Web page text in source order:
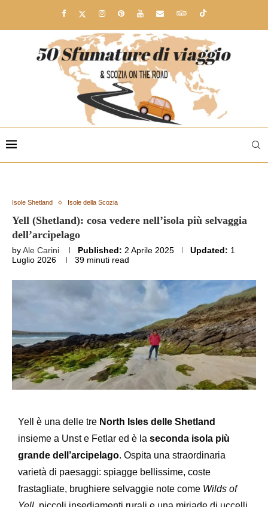
Isole Shetland Isole della Scozia
Yell (Shetland): cosa vedere nell’isola più selvaggia
dell’arcipelago
byAle Carini Published: 2 Aprile 2025 Updated: 1
Luglio 2026
39 minuti read
Yell è una delle tre North Isles delle Shetland
insieme a Unst e Fetlar ed è la seconda isola più
grande dell’arcipelago. Ospita una straordinaria
varietà di paesaggi: spiagge bellissime, coste
frastagliate, brughiere selvaggie note come Wilds of